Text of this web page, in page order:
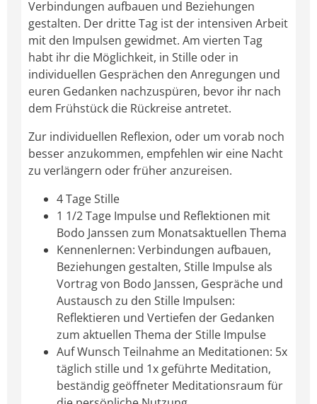
Verbindungen aufbauen und Beziehungen
gestalten. Der dritte Tag ist der intensiven Arbeit
mit den Impulsen gewidmet. Am vierten Tag
habt ihr die Möglichkeit, in Stille oder in
individuellen Gesprächen den Anregungen und
euren Gedanken nachzuspüren, bevor ihr nach
dem Frühstück die Rückreise antretet.
Zur individuellen Reflexion, oder um vorab noch
besser anzukommen, empfehlen wir eine Nacht
zu verlängern oder früher anzureisen.
4 Tage Stille
1 1/2 Tage Impulse und Reflektionen mit
Bodo Janssen zum Monatsaktuellen Thema
Kennenlernen: Verbindungen aufbauen,
Beziehungen gestalten, Stille Impulse als
Vortrag von Bodo Janssen, Gespräche und
Austausch zu den Stille Impulsen:
Reflektieren und Vertiefen der Gedanken
zum aktuellen Thema der Stille Impulse
Auf Wunsch Teilnahme an Meditationen: 5x
täglich stille und 1x geführte Meditation,
beständig geöffneter Meditationsraum für